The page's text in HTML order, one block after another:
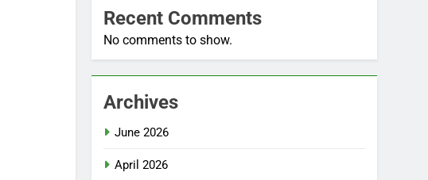
Recent Comments
No comments to show.
Archives
June 2026
April 2026